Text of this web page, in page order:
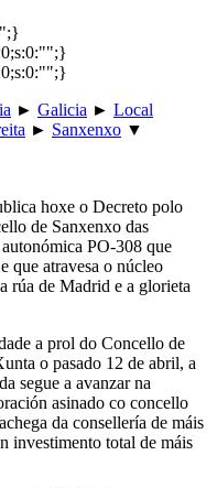
► Galicia ► Local
► Sanxenxo ▼
hoxe o Decreto polo
de Sanxenxo das
PO-308 que
que atravesa o núcleo
rúa de Madrid e a glorieta
a prol do Concello de
o pasado 12 de abril, a
segue a avanzar na
asinado co concello
da consellería de máis
investimento total de máis